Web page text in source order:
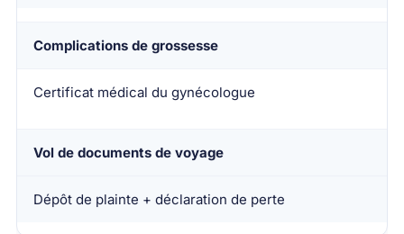
Complications de grossesse
Certificat médical du gynécologue
Vol de documents de voyage
Dépôt de plainte + déclaration de perte